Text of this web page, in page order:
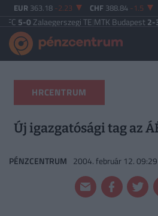
EUR 363.18 -2.23 CHF 388.84 -1.5
TE|MTK Budapest 2-3Puskás
HRCENTRUM
Új igazgatósági tag az
PÉNZCENTRUM 2004. február 12. 09:29